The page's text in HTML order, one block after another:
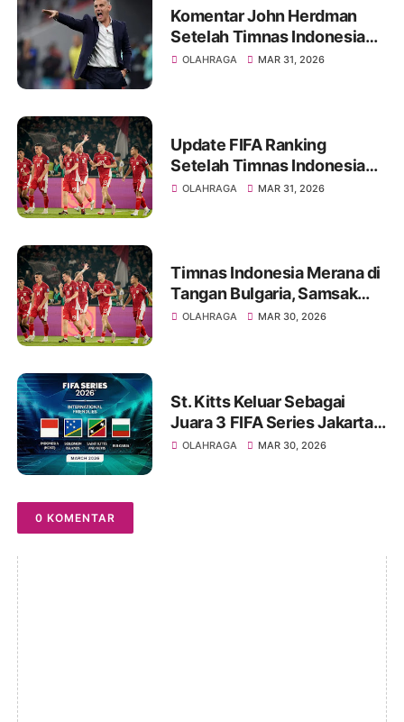
Komentar John Herdman
Setelah Timnas Indonesia
Kalah Tipis dari Bulgaria
OLAHRAGA MAR 31, 2026
Update FIFA Ranking
Setelah Timnas Indonesia
Kalah Dari Bulgaria
OLAHRAGA MAR 31, 2026
Timnas Indonesia Merana di
Tangan Bulgaria, Samsak
Tinju Eropa Menang Tipis
OLAHRAGA MAR 30, 2026
St. Kitts Keluar Sebagai
Juara 3 FIFA Series Jakarta
2026
OLAHRAGA MAR 30, 2026
0 KOMENTAR